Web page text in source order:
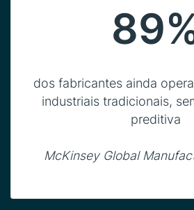
dos fabricantes ainda
industriais tradicionais,
preditiva
McKinsey Global